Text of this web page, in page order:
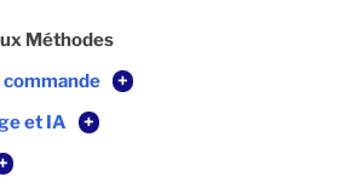
Méthodes
commande
+
et IA
+